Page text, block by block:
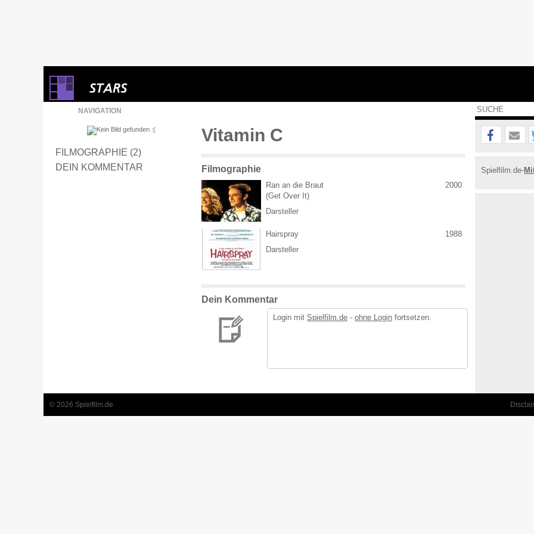
NAVIGATION
FILMOGRAPHIE (2)
DEIN KOMMENTAR
Vitamin C
Filmographie
Ran an die Braut
(Get Over It)
Darsteller
2000
Hairspray
Darsteller
1988
Dein Kommentar
Login mit Spielfilm.de - ohne Login fortsetzen.
Spielfilm.de-
© 2026 Spielfilm.de